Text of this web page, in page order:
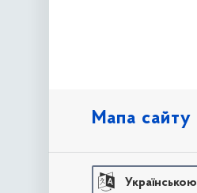
Мапа сайту
Українською